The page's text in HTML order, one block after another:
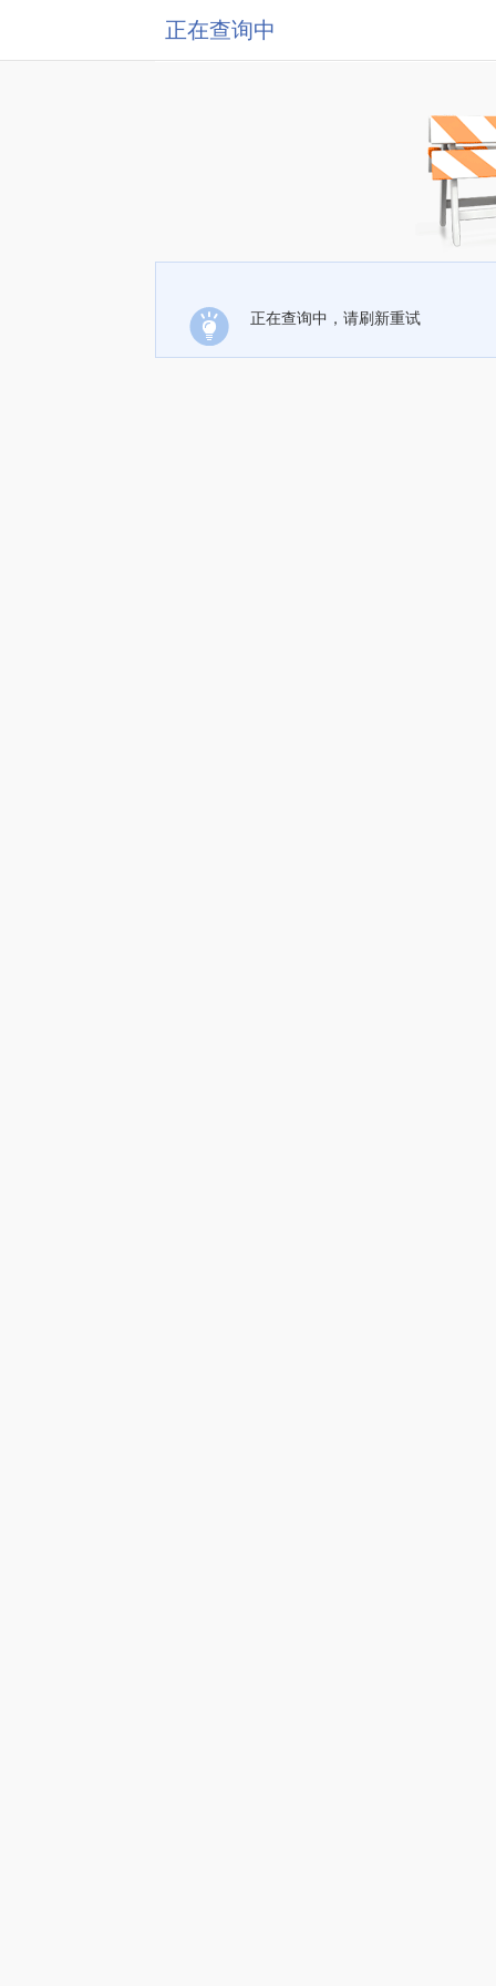
正在查询中
正在查询中，请刷新重试